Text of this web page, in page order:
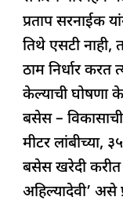
k
प्रताप सरनाईक
तिथे एसटी नाही,
ठाम निर्धार करत
केल्याची घोषणा
बसेस –
मीटर लांबीच्या,
बसेस खरेदी
अहिल्यादेवी’ असे
’;
परिवहन
मंत्री
प्रताप
सरनाईक